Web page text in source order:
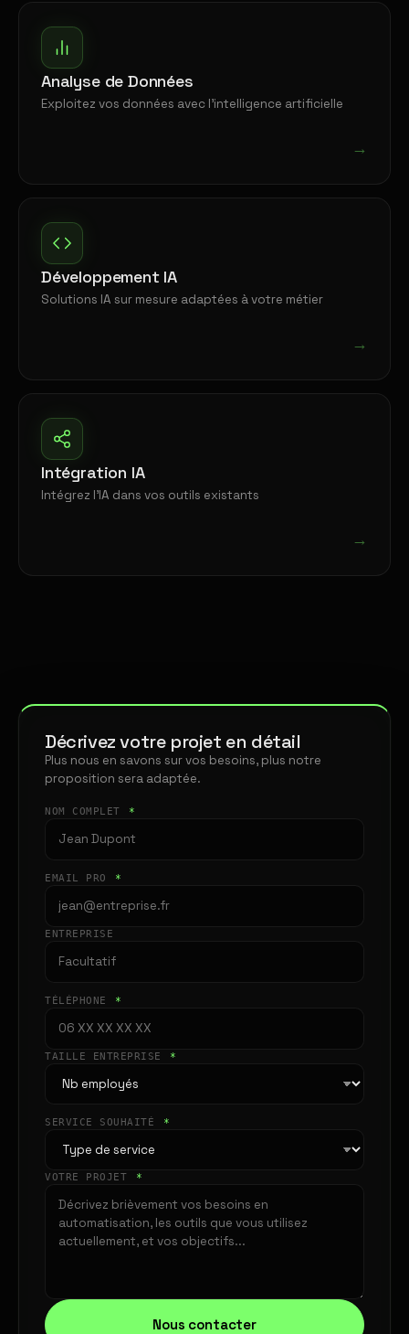
Analyse de Données
Exploitez vos données avec l'intelligence artificielle
→
Développement IA
Solutions IA sur mesure adaptées à votre métier
→
Intégration IA
Intégrez l'IA dans vos outils existants
→
Décrivez votre projet en détail
Plus nous en savons sur vos besoins, plus notre
proposition sera adaptée.
NOM COMPLET *
EMAIL PRO *
ENTREPRISE
TÉLÉPHONE *
TAILLE ENTREPRISE *
SERVICE SOUHAITÉ *
VOTRE PROJET *
Nous contacter